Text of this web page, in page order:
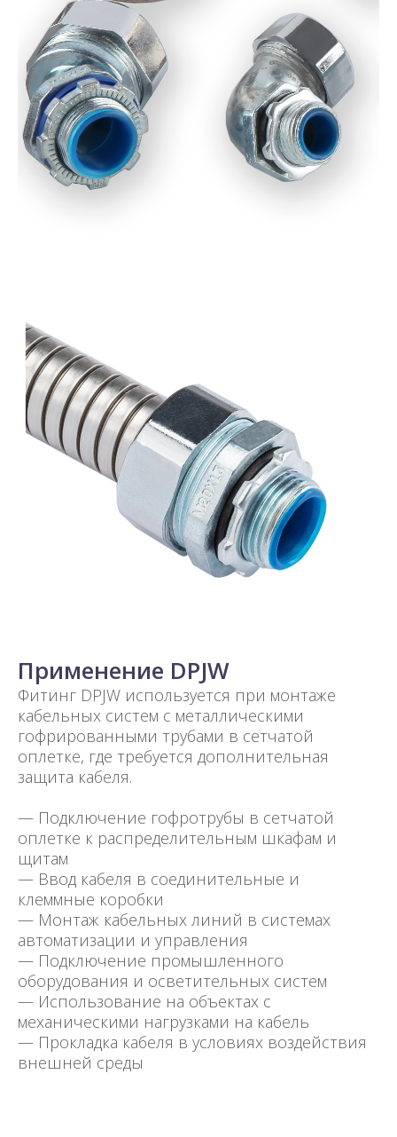
Применение DPJW
Фитинг DPJW используется при монтаже
кабельных систем с металлическими
гофрированными трубами в сетчатой
оплетке, где требуется дополнительная
защита кабеля.
— Подключение гофротрубы в сетчатой
оплетке к распределительным шкафам и
щитам
— Ввод кабеля в соединительные и
клеммные коробки
— Монтаж кабельных линий в системах
автоматизации и управления
— Подключение промышленного
оборудования и осветительных систем
— Использование на объектах с
механическими нагрузками на кабель
— Прокладка кабеля в условиях воздействия
внешней среды